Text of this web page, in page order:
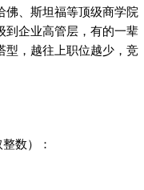
佛、斯坦福等顶级商学院
到企业高管层，有的一辈
型，越往上职位越少，竞
数）：